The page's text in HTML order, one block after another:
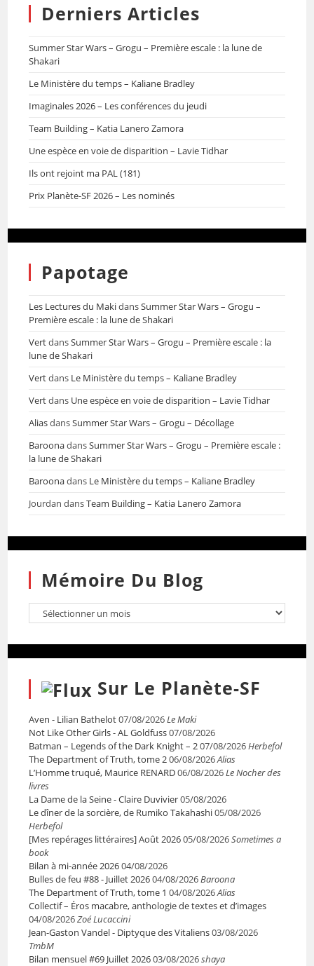
Derniers Articles
Summer Star Wars – Grogu – Première escale : la lune de
Shakari
Le Ministère du temps – Kaliane Bradley
Imaginales 2026 – Les conférences du jeudi
Team Building – Katia Lanero Zamora
Une espèce en voie de disparition – Lavie Tidhar
Ils ont rejoint ma PAL (181)
Prix Planète-SF 2026 – Les nominés
Papotage
Les Lectures du MakidansSummer Star Wars – Grogu –
Première escale : la lune de Shakari
VertdansSummer Star Wars – Grogu – Première escale : la
lune de Shakari
Vertdans Le Ministère du temps – Kaliane Bradley
Vertdans Une espèce en voie de disparition – Lavie Tidhar
AliasdansSummer Star Wars – Grogu – Décollage
BaroonadansSummer Star Wars – Grogu – Première escale :
la lune de Shakari
Baroonadans Le Ministère du temps – Kaliane Bradley
Jourdan dansTeam Building – Katia Lanero Zamora
Mémoire Du Blog
Sur Le Planète-SF
Aven - Lilian Bathelot07/08/2026Le Maki
Not Like Other Girls - AL Goldfuss07/08/2026
Batman – Legends of the Dark Knight – 207/08/2026Herbefol
The Department of Truth, tome 206/08/2026Alias
L’Homme truqué, Maurice RENARD06/08/2026Le Nocher des
livres
La Dame de la Seine - Claire Duvivier05/08/2026
Le dîner de la sorcière, de Rumiko Takahashi05/08/2026
Herbefol
[Mes repérages littéraires] Août 202605/08/2026Sometimes a
book
Bilan à mi-année 202604/08/2026
Bulles de feu #88 - Juillet 202604/08/2026Baroona
The Department of Truth, tome 1 04/08/2026Alias
Collectif – Éros macabre, anthologie de textes et d’images
04/08/2026Zoé Lucaccini
Jean-Gaston Vandel - Diptyque des Vitaliens03/08/2026
TmbM
Bilan mensuel #69 Juillet 202603/08/2026shaya